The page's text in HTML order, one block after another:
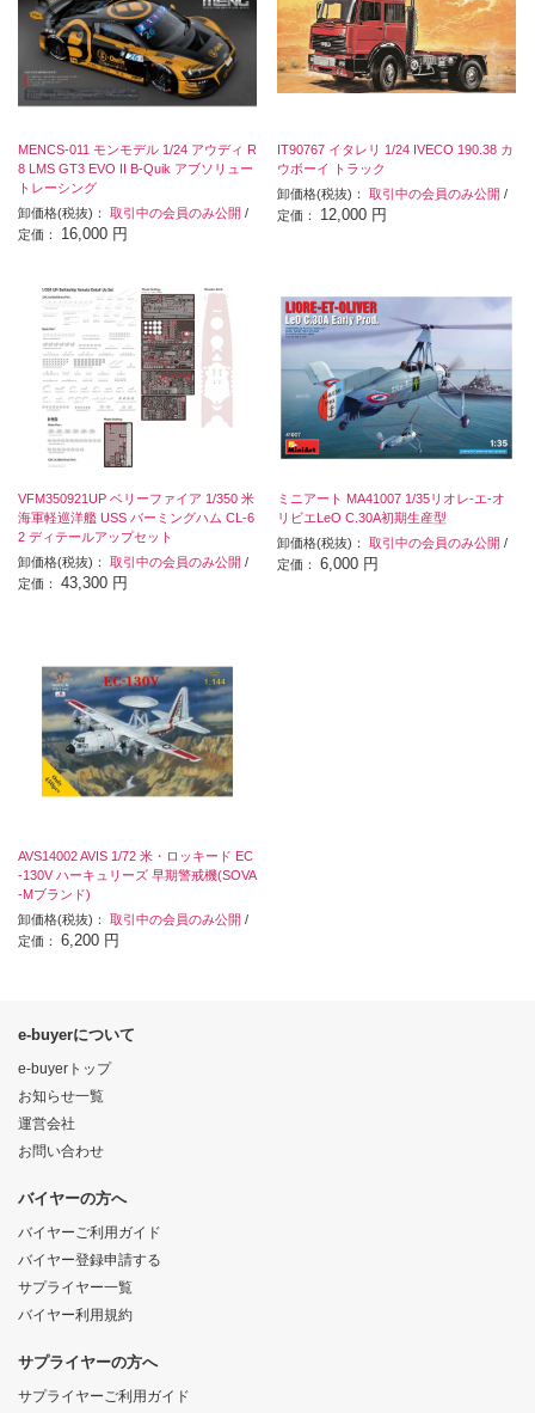
MENCS-011 モンモデル 1/24 アウディ R
8 LMS GT3 EVO II B-Quik アブソリュー
トレーシング
卸価格(税抜)： 取引中の会員のみ公開 /
定価： 16,000 円
IT90767 イタレリ 1/24 IVECO 190.38 カ
ウボーイ トラック
卸価格(税抜)：取引中の会員のみ公開 /
定価： 12,000 円
VFM350921UP ベリーファイア 1/350 米
海軍軽巡洋艦 USS バーミングハム CL-6
2 ディテールアップセット
卸価格(税抜)： 取引中の会員のみ公開 /
定価： 43,300 円
ミニアート MA41007 1/35リオレ-エ-オ
リビエLeO C.30A初期生産型
卸価格(税抜)：取引中の会員のみ公開 /
定価：6,000 円
AVS14002 AVIS 1/72 米・ロッキード EC
-130V ハーキュリーズ 早期警戒機(SOVA
-Mブランド)
卸価格(税抜)： 取引中の会員のみ公開 /
定価： 6,200 円
e-buyerについて
e-buyerトップ
お知らせ一覧
運営会社
お問い合わせ
バイヤーの方へ
バイヤーご利用ガイド
バイヤー登録申請する
サプライヤー一覧
バイヤー利用規約
サプライヤーの方へ
サプライヤーご利用ガイド